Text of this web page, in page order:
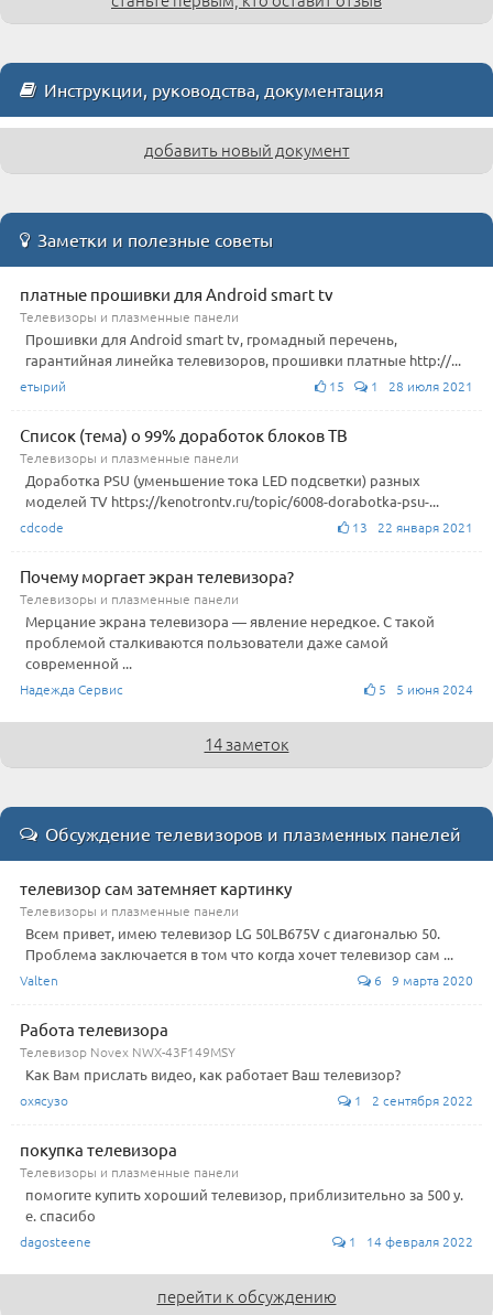
Инструкции, руководства, документация
добавить новый документ
Заметки и полезные советы
платные прошивки для Android smart tv
Телевизоры и плазменные панели
Прошивки для Android smart tv, громадный перечень,
гарантийная линейка телевизоров, прошивки платные http://...
етырий 15 1 28 июля 2021
Список (тема) о 99% доработок блоков ТВ
Телевизоры и плазменные панели
Доработка PSU (уменьшение тока LED подсветки) разных
моделей TV https://kenotrontv.ru/topic/6008-dorabotka-psu-...
cdcode 13 22 января 2021
Почему моргает экран телевизора?
Телевизоры и плазменные панели
Мерцание экрана телевизора — явление нередкое. С такой
проблемой сталкиваются пользователи даже самой
современной ...
Надежда Сервис 5 5 июня 2024
14 заметок
Обсуждение телевизоров и плазменных панелей
телевизор сам затемняет картинку
Телевизоры и плазменные панели
Всем привет, имею телевизор LG 50LB675V с диагональю 50.
Проблема заключается в том что когда хочет телевизор сам ...
Valten 6 9 марта 2020
Работа телевизора
Телевизор Novex NWX-43F149MSY
Как Вам прислать видео, как работает Ваш телевизор?
охясузо 1 2 сентября 2022
покупка телевизора
Телевизоры и плазменные панели
помогите купить хороший телевизор, приблизительно за 500 у.
е. спасибо
dagosteene 1 14 февраля 2022
перейти к обсуждению